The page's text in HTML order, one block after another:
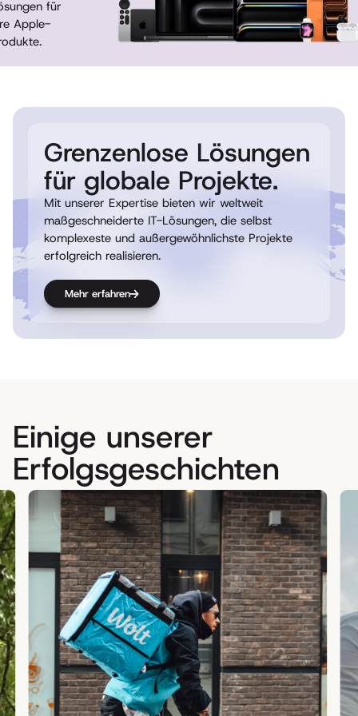
für
Apple-
Geräte-
Employee
Programme
AppleCare und
Grenzenlose Lösungen
für globale Projekte.
Mit unserer Expertise bieten wir weltweit
maßgeschneiderte IT-Lösungen, die selbst
komplexeste und außergewöhnlichste Projekte
erfolgreich realisieren.
Mehr erfahren
Einige unserer
Erfolgsgeschichten